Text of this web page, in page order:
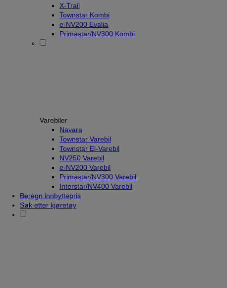
X-Trail
Townstar Kombi
e-NV200 Evalia
Primastar/NV300 Kombi
Varebiler
Navara
Townstar Varebil
Townstar El-Varebil
NV250 Varebil
e-NV200 Varebil
Primastar/NV300 Varebil
Interstar/NV400 Varebil
Beregn innbyttepris
Søk etter kjøretøy